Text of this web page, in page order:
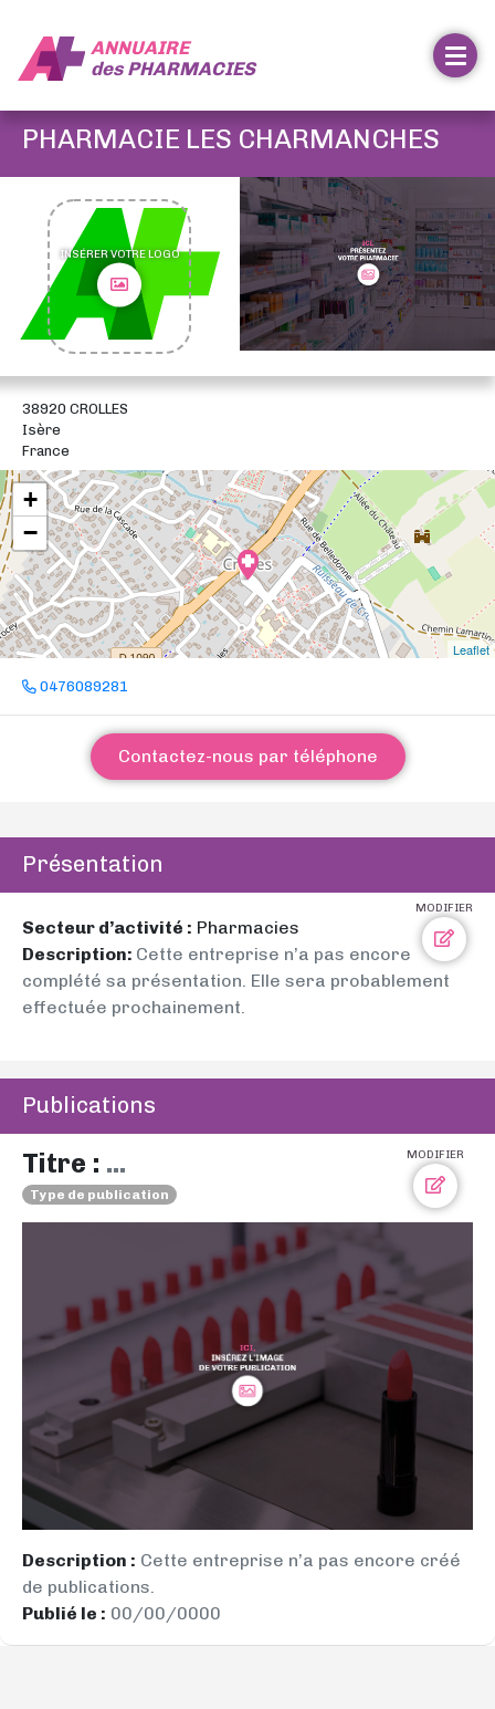
ANNUAIRE
desPHARMACIES
PHARMACIE LES CHARMANCHES
INSÉRER VOTRE LOGO
38920 CROLLES
Isère
France
+
−
Leaflet
0476089281
Contactez-nous par téléphone
Présentation
MODIFIER
Secteur d’activité : Pharmacies
Description: Cette entreprise n’a pas encore
complété sa présentation. Elle sera probablement
effectuée prochainement.
Publications
MODIFIER
Titre : ...
Type de publication
Description : Cette entreprise n’a pas encore créé
de publications.
Publié le : 00/00/0000